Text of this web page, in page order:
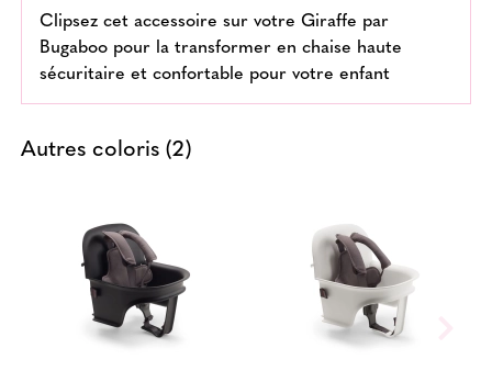
Clipsez cet accessoire sur votre Giraffe par
Bugaboo pour la transformer en chaise haute
sécuritaire et confortable pour votre enfant
Autres coloris (2)